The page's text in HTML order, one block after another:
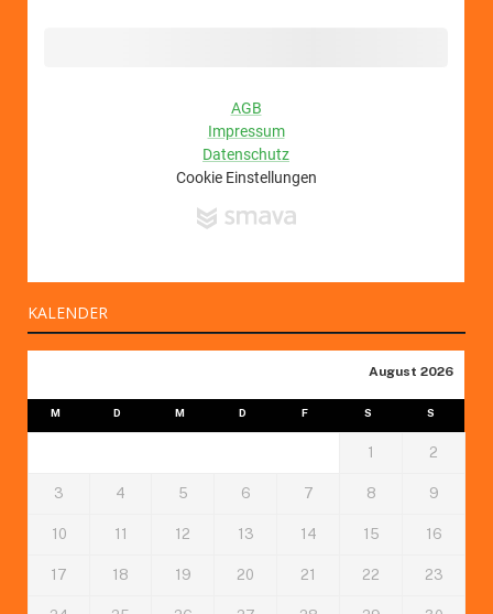
KALENDER
August 2026
M D M D F S S
1 2
3 4 5 6 7 8 9
10 11 12 13 14 15 16
17 18 19 20 21 22 23